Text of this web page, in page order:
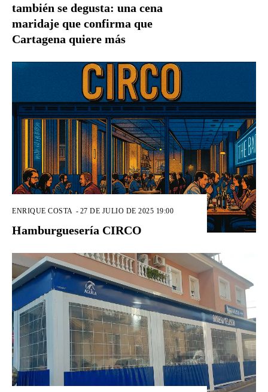
también se degusta: una cena
maridaje que confirma que
Cartagena quiere más
ENRIQUE COSTA - 27 DE JULIO DE 2025 19:00
Hamburguesería CIRCO